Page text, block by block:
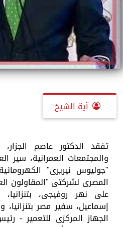
آية الشيخ
تفقد الدكتور عاصم
والمجتمعات العمرانية،
"جوليوس نيريرى"
المصرى لشركتى "المقاولون
على نهر روفيجى،
إسماعيل، سفير مصر بتنزانيا،
الجهاز المركزى للتعمير -